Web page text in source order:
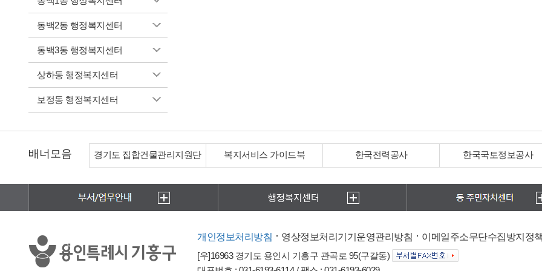
동백2동 행정복지센터
동백3동 행정복지센터
상하동 행정복지센터
보정동 행정복지센터
배너모음 경기도 집합건물관리지원단 복지서비스 가이드북 한국전력공사 한국국토정보공사
개인정보처리방침 영상정보처리기기운영관리방침
이메일주소무단수집방지정책
[우]16963 경기도 용인시 기흥구 관곡로 95(구갈동)